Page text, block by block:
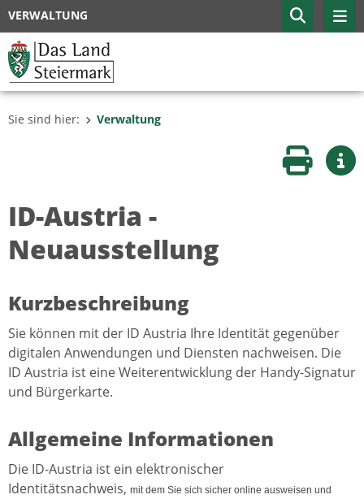
VERWALTUNG
Sie sind hier: Verwaltung
Seite
ID-Austria -
Neuausstellung
Kurzbeschreibung
Sie können mit der ID Austria Ihre Identität gegenüber
digitalen Anwendungen und Diensten nachweisen. Die
ID Austria ist eine Weiterentwicklung der Handy-Signatur
und Bürgerkarte.
Allgemeine Informationen
Die ID-Austria ist ein elektronischer
Identitätsnachweis, mit dem Sie sich sicher online ausweisen und